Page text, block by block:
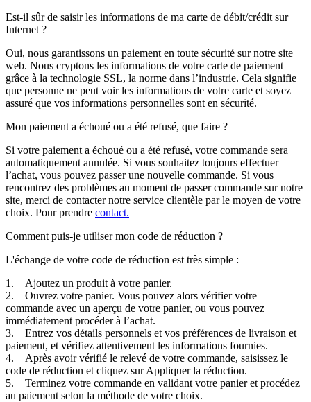
Est-il sûr de saisir les informations de ma carte de débit/crédit sur
Internet ?
Oui, nous garantissons un paiement en toute sécurité sur notre site
web. Nous cryptons les informations de votre carte de paiement
grâce à la technologie SSL, la norme dans l’industrie. Cela signifie
que personne ne peut voir les informations de votre carte et soyez
assuré que vos informations personnelles sont en sécurité.
Mon paiement a échoué ou a été refusé, que faire ?
Si votre paiement a échoué ou a été refusé, votre commande sera
automatiquement annulée. Si vous souhaitez toujours effectuer
l’achat, vous pouvez passer une nouvelle commande. Si vous
rencontrez des problèmes au moment de passer commande sur notre
site, merci de contacter notre service clientèle par le moyen de votre
choix. Pour prendre contact.
Comment puis-je utiliser mon code de réduction ?
L'échange de votre code de réduction est très simple :
1. Ajoutez un produit à votre panier.
2. Ouvrez votre panier. Vous pouvez alors vérifier votre
commande avec un aperçu de votre panier, ou vous pouvez
immédiatement procéder à l’achat.
3. Entrez vos détails personnels et vos préférences de livraison et
paiement, et vérifiez attentivement les informations fournies.
4. Après avoir vérifié le relevé de votre commande, saisissez le
code de réduction et cliquez sur Appliquer la réduction.
5. Terminez votre commande en validant votre panier et procédez
au paiement selon la méthode de votre choix.